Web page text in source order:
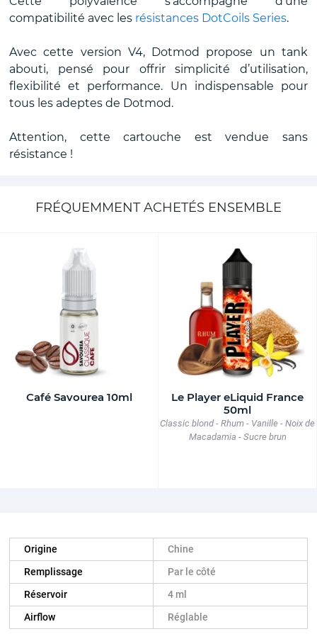
compatibilité avec les résistances DotCoils Series.
Avec cette version V4, Dotmod propose un tank
abouti, pensé pour offrir simplicité d’utilisation,
flexibilité et performance. Un indispensable pour
tous les adeptes de Dotmod.
Attention, cette cartouche est vendue sans
résistance !
FRÉQUEMMENT ACHETÉS ENSEMBLE
Café Savourea 10ml
Le Player eLiquid France
50ml
Classic blond - Rhum - Vanille - Noix de
Macadamia - Sucre brun
Origine
Chine
Remplissage
Par le côté
Réservoir
4 ml
Airflow
Réglable